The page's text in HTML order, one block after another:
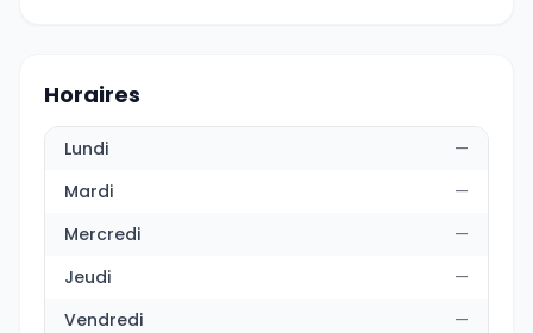
Horaires
Lundi
—
Mardi
—
Mercredi
—
Jeudi
—
Vendredi
—